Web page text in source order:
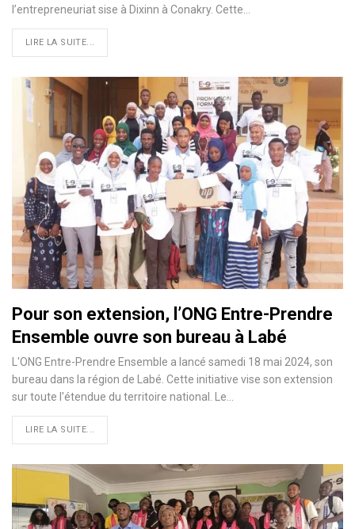
l’entrepreneuriat sise à Dixinn à Conakry. Cette…
LIRE LA SUITE...
Pour son extension, l’ONG Entre-Prendre
Ensemble ouvre son bureau à Labé
L'ONG Entre-Prendre Ensemble a lancé samedi 18 mai 2024, son
bureau dans la région de Labé. Cette initiative vise son extension
sur toute l'étendue du territoire national. Le…
LIRE LA SUITE...